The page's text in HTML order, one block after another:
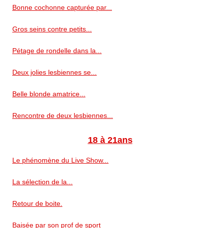
Bonne cochonne capturée par...
Gros seins contre petits...
Pétage de rondelle dans la...
Deux jolies lesbiennes se...
Belle blonde amatrice...
Rencontre de deux lesbiennes...
18 à 21ans
Le phénomène du Live Show...
La sélection de la...
Retour de boite.
Baisée par son prof de sport